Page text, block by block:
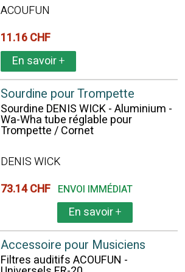
ACOUFUN
11.16 CHF
En savoir+
Sourdine pour Trompette
Sourdine DENIS WICK - Aluminium -
Wa-Wha tube réglable pour
Trompette / Cornet
DENIS WICK
73.14 CHF ENVOI IMMÉDIAT
En savoir+
Accessoire pour Musiciens
Filtres auditifs ACOUFUN -